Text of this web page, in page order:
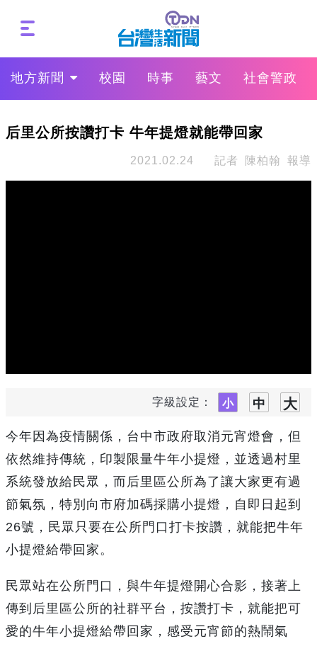
地方新聞 校園 時事 藝文 社會警政
后里公所按讚打卡 牛年提燈就能帶回家
2021.02.24 記者 陳柏翰 報導
字級設定：
今年因為疫情關係，台中市政府取消元宵燈會，但
依然維持傳統，印製限量牛年小提燈，並透過村里
系統發放給民眾，而后里區公所為了讓大家更有過
節氣氛，特別向市府加碼採購小提燈，自即日起到
26號，民眾只要在公所門口打卡按讚，就能把牛年
小提燈給帶回家。
民眾站在公所門口，與牛年提燈開心合影，接著上
傳到后里區公所的社群平台，按讚打卡，就能把可
愛的牛年小提燈給帶回家，感受元宵節的熱鬧氣